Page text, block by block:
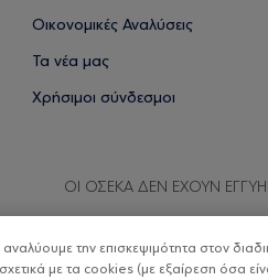
Οικονομικές Αναλύσεις
Τα νέα μας
Χρήσιμοι σύνδεσμοι
ΟΙ ΟΣΕΚΑ ΔΕΝ ΕΧΟΥΝ
Copyright
την επισκεψιμότητα στον
με τα cookies (με εξαίρεση όσα